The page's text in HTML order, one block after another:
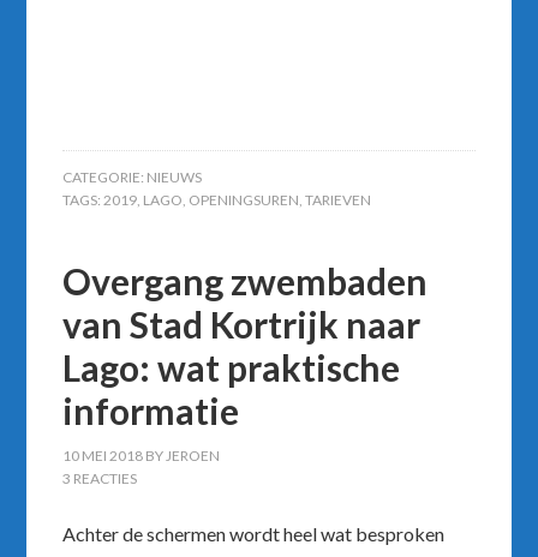
CATEGORIE: NIEUWS
TAGS:2019, LAGO, OPENINGSUREN,TARIEVEN
Overgang zwembaden
van Stad Kortrijk naar
Lago: wat praktische
informatie
10 MEI 2018 BYJEROEN
3 REACTIES
Achter de schermen wordt heel wat besproken